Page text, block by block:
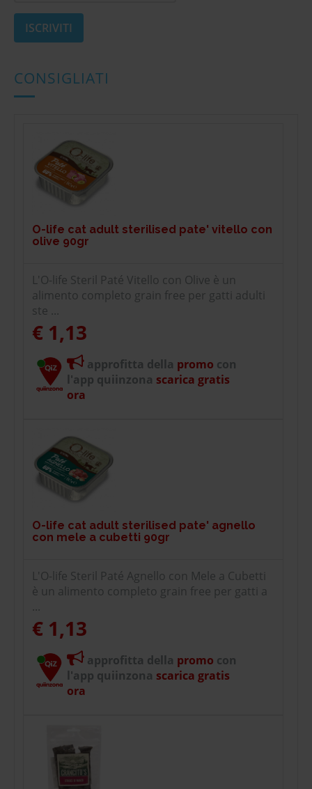
CONSIGLIATI
O-life cat adult sterilised pate' vitello con
olive 90gr
L'O-life Steril Paté Vitello con Olive è un
alimento completo grain free per gatti adulti
ste ...
€ 1,13
approfitta della promo con
l'app quiinzona scarica gratis
ora
O-life cat adult sterilised pate' agnello
con mele a cubetti 90gr
L'O-life Steril Paté Agnello con Mele a Cubetti
è un alimento completo grain free per gatti a
...
€ 1,13
approfitta della promo con
l'app quiinzona scarica gratis
ora